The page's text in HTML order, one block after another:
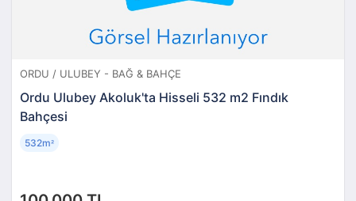
ORDU / ULUBEY - BAĞ & BAHÇE
Ordu Ulubey Akoluk'ta Hisseli 532 m2 Fındık
Bahçesi
532m²